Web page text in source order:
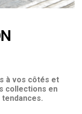
à vos côtés et
collections en